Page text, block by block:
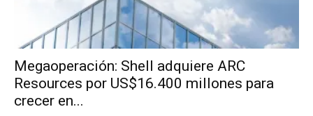
Megaoperación: Shell adquiere ARC
Resources por US$16.400 millones para
crecer en...